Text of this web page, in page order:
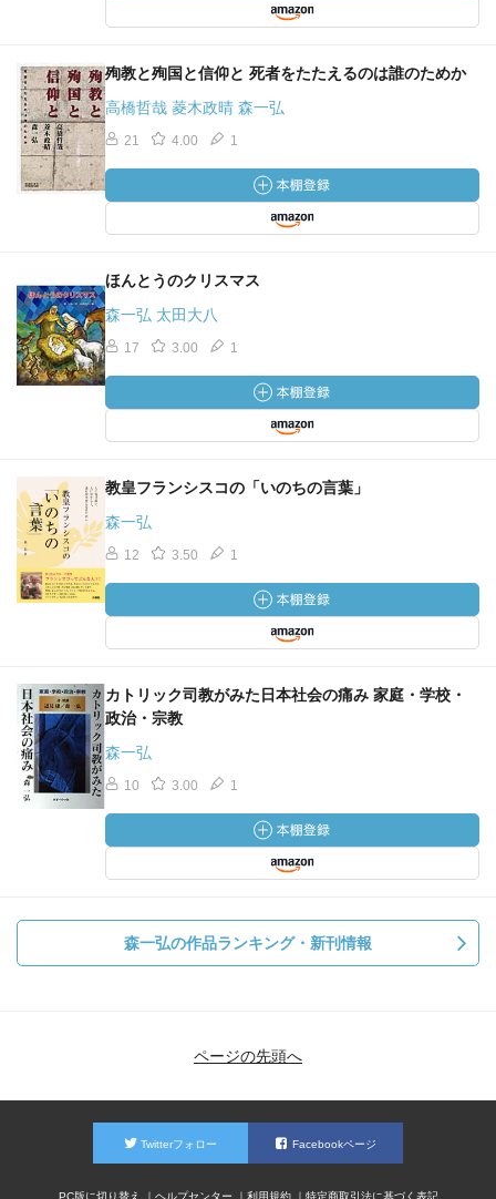
殉教と殉国と信仰と 死者をたたえるのは誰のためか
高橋哲哉 菱木政晴 森一弘
21 4.00 1
ほんとうのクリスマス
森一弘 太田大八
17 3.00 1
教皇フランシスコの「いのちの言葉」
森一弘
12 3.50 1
カトリック司教がみた日本社会の痛み 家庭・学校・
政治・宗教
森一弘
10 3.00 1
森一弘の作品ランキング・新刊情報
ページの先頭へ
Twitterフォロー Facebookページ
PC版に切り替え ヘルプセンター 利用規約 特定商取引法に基づく表記